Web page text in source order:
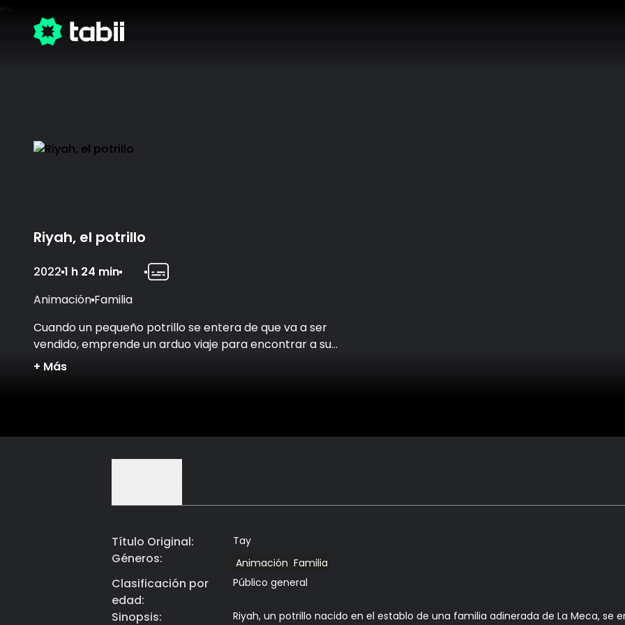
Riyah, el potrillo
2022 1 h 24 min
Animación Familia
Cuando un pequeño potrillo se entera de que va a ser
vendido, emprende un arduo viaje para encontrar a su
madre.
+ Más
Título Original: Tay
Géneros: Animación Familia
Clasificación por
edad:
Público general
Sinopsis:
Riyah, un potrillo nacido en el establo de una familia adinerada de La Meca, se